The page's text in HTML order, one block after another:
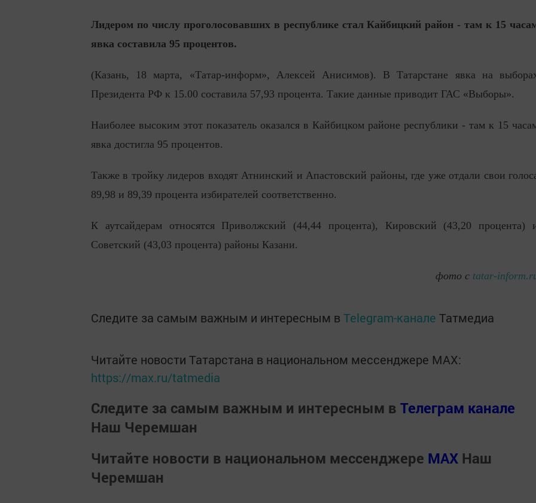
Лидером по числу проголосовавших в республике стал Кайбицкий район - там к 15
явка составила 95 процентов.
(Казань, 18 марта, «Татар-информ», Алексей Анисимов). В Татарстане явка на
Президента РФ к 15.00 составила 57,93 процента. Такие данные приводит ГАС «Выборы».
Наиболее высоким этот показатель оказался в Кайбицком районе республики - там к 15
явка достигла 95 процентов.
Также в тройку лидеров входят Атнинский и Апастовский районы, где уже отдали свои
89,98 и 89,39 процента избирателей соответственно.
К аутсайдерам относятся Приволжский (44,44 процента), Кировский (43,20 процента)
Советский (43,03 процента) районы Казани.
фото с tatar-
Следите за самым важным и интересным в Telegram-канале Татмедиа
Читайте новости Татарстана в национальном мессенджере MАХ:
https://max.ru/tatmedia
Следите за самым важным и интересным в Телеграм канале
Наш Черемшан
Читайте новости в национальном мессенджере MАХ Наш
Черемшан